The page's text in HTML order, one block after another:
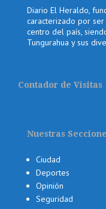
Diario El Heraldo,
caracterizado por
centro del país,
Tungurahua y sus
Contador de Visitas
Nuestras
Ciudad
Deportes
Opinión
Seguridad